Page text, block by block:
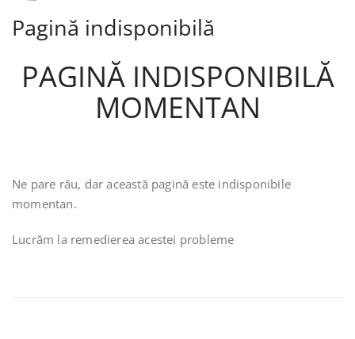
Pagină indisponibilă
PAGINĂ INDISPONIBILĂ
MOMENTAN
Ne pare rău, dar această pagină este indisponibile
momentan.
Lucrăm la remedierea acestei probleme